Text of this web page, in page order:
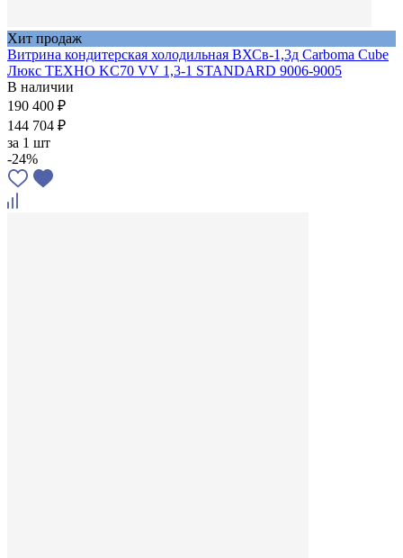
Хит продаж
Витрина кондитерская холодильная ВХСв-1,3д Carboma Cube
Люкс ТЕХНО KC70 VV 1,3-1 STANDARD 9006-9005
В наличии
190 400 ₽
144 704 ₽
за 1 шт
-24%